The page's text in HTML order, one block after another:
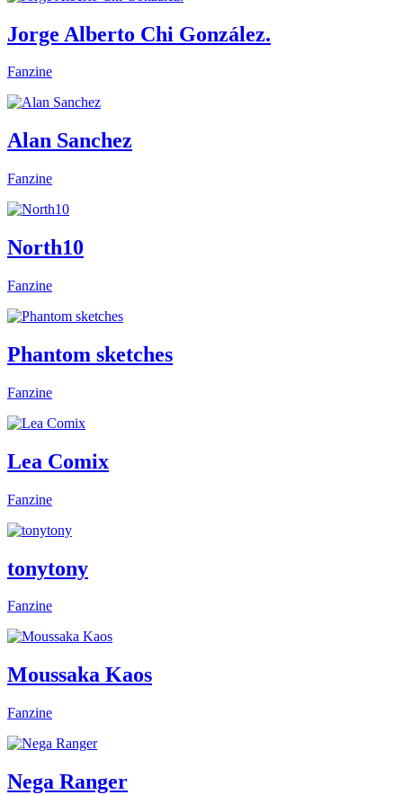
Jorge Alberto Chi González.
Fanzine
Alan Sanchez
Fanzine
North10
Fanzine
Phantom sketches
Fanzine
Lea Comix
Fanzine
tonytony
Fanzine
Moussaka Kaos
Fanzine
Nega Ranger